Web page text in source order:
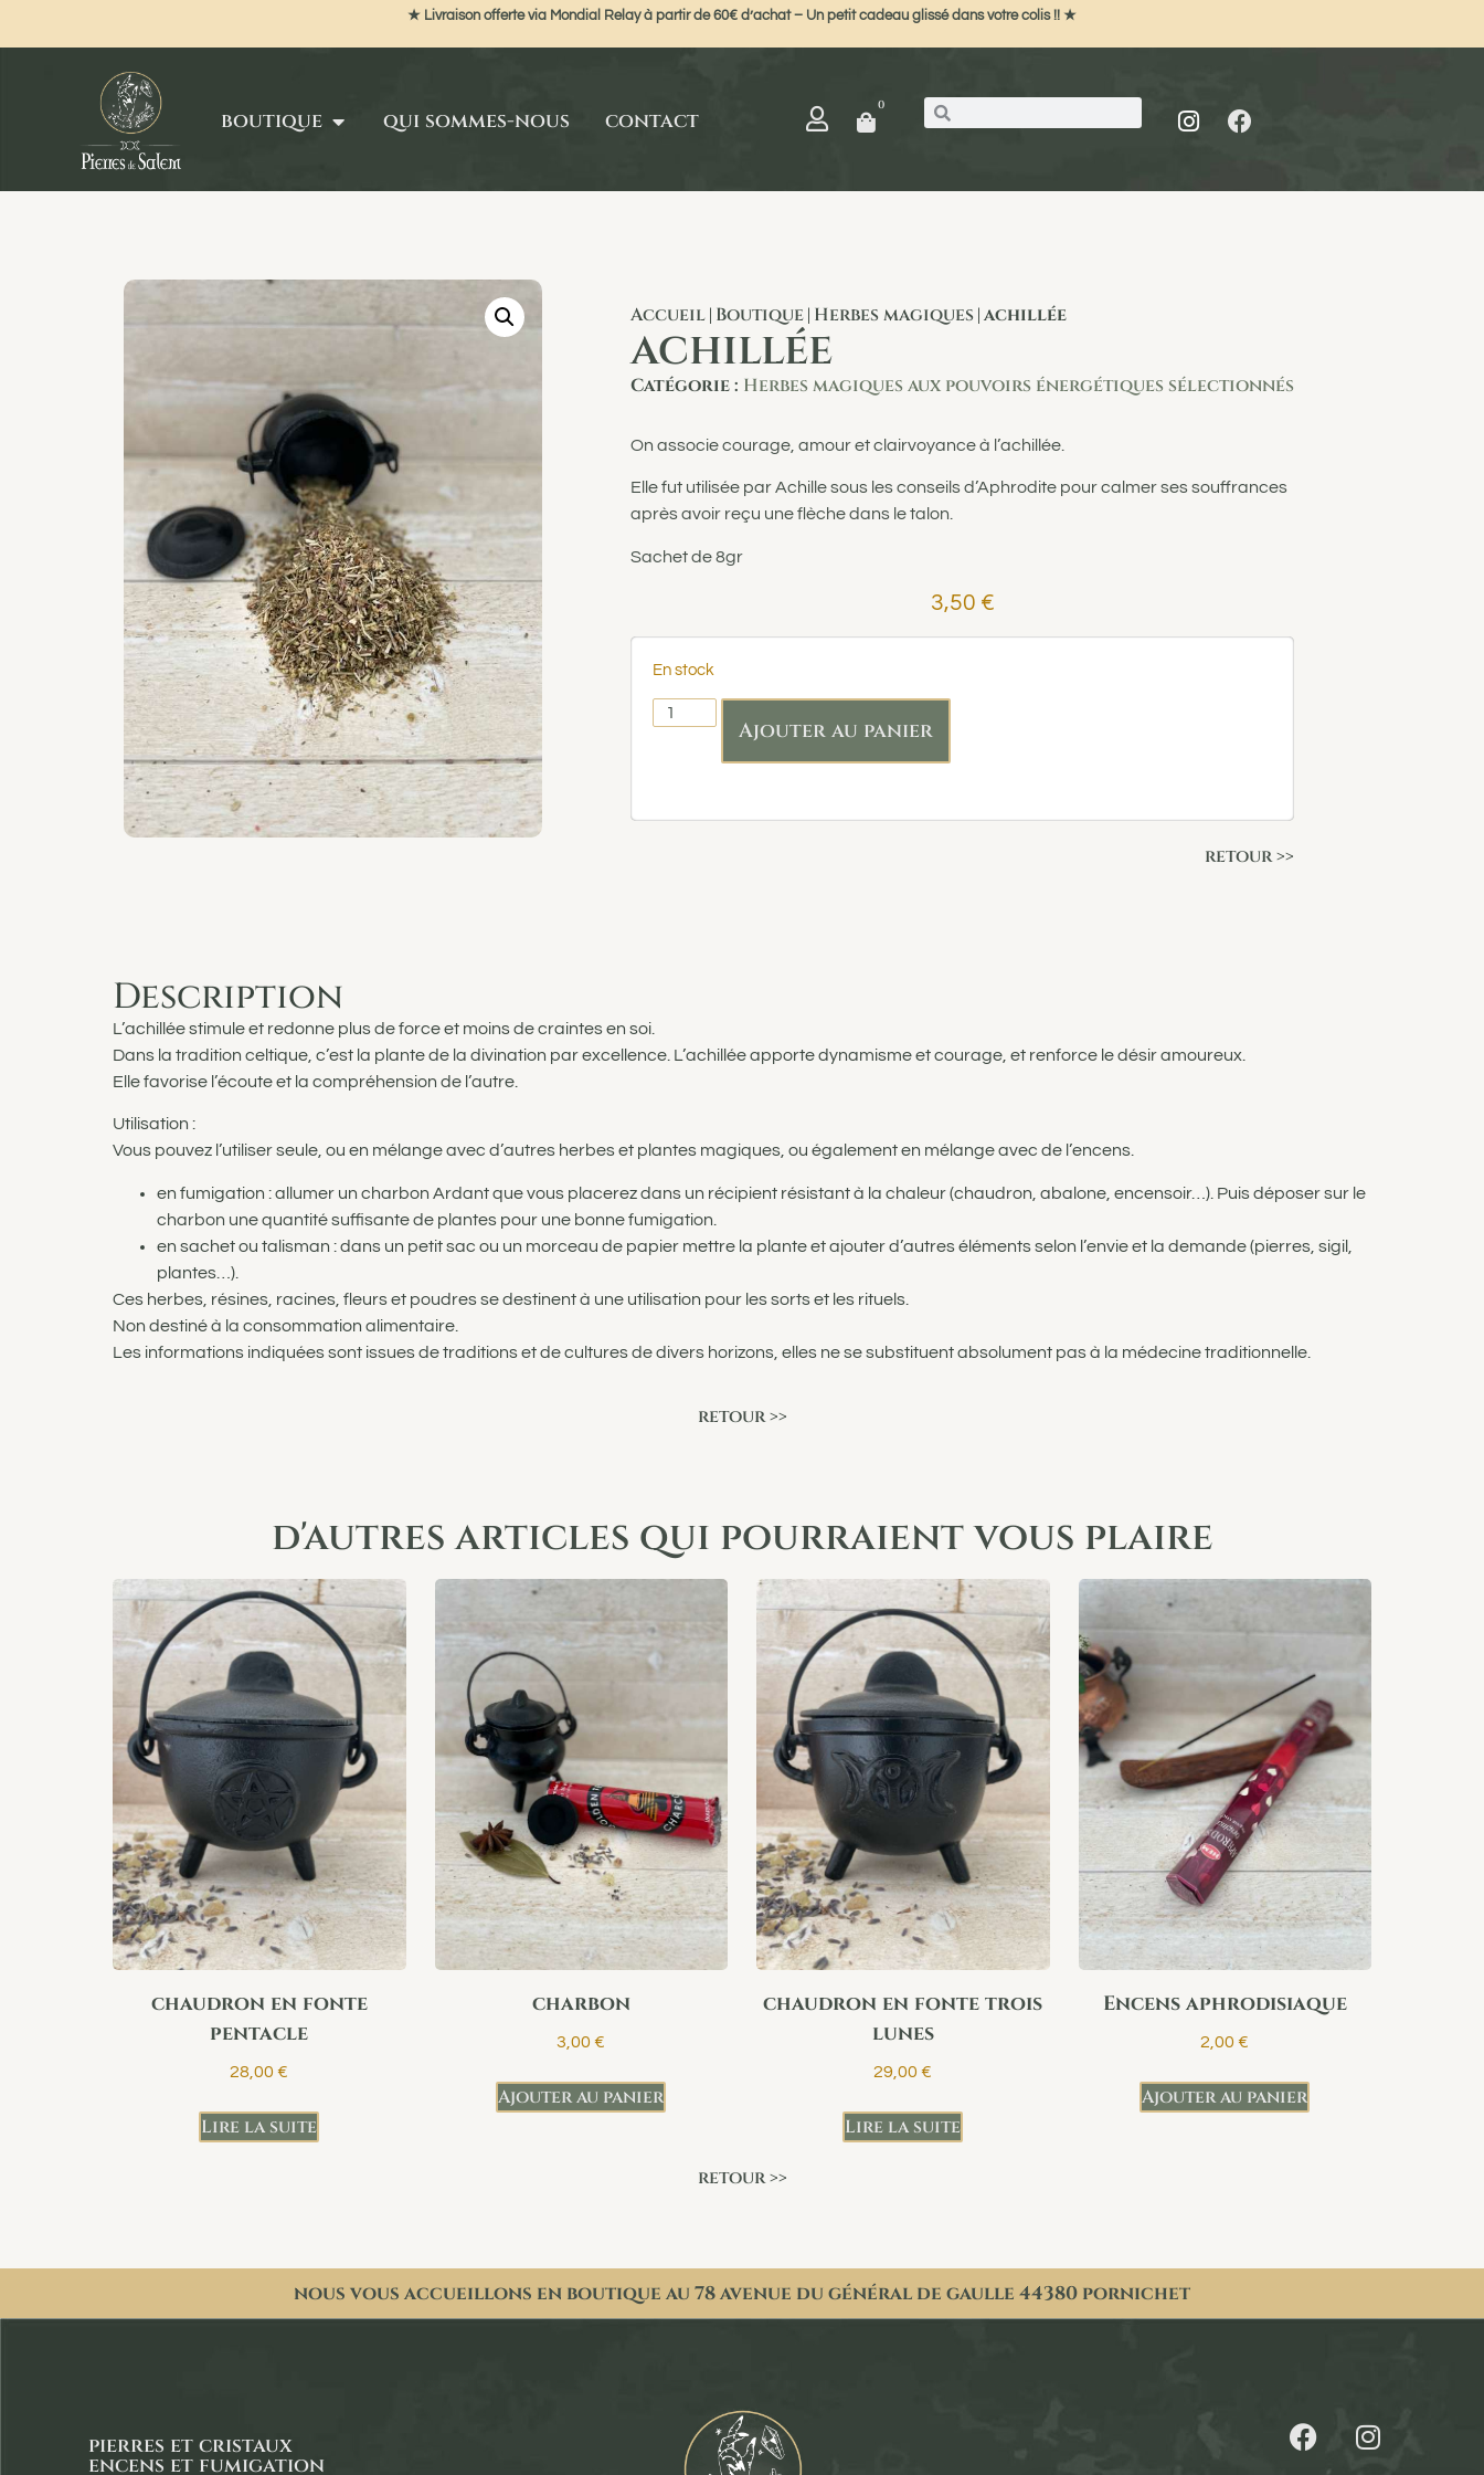
★ Livraison offerte via Mondial Relay à partir de 60€ d’achat – Un petit cadeau glissé dans votre colis !! ★
boutique qui sommes-nous contact
0
Accueil Boutique Herbes magiques achillée
achillée
Catégorie : Herbes magiques aux pouvoirs énergétiques sélectionnés
On associe courage, amour et clairvoyance à l’achillée.
Elle fut utilisée par Achille sous les conseils d’Aphrodite pour calmer ses souffrances
après avoir reçu une flèche dans le talon.
Sachet de 8gr
3,50 €
En stock
Ajouter au panier
retour >>
Description
L’achillée stimule et redonne plus de force et moins de craintes en soi.
Dans la tradition celtique, c’est la plante de la divination par excellence. L’achillée apporte dynamisme et courage, et renforce le désir amoureux.
Elle favorise l’écoute et la compréhension de l’autre.
Utilisation :
Vous pouvez l’utiliser seule, ou en mélange avec d’autres herbes et plantes magiques, ou également en mélange avec de l’encens.
en fumigation : allumer un charbon Ardant que vous placerez dans un récipient résistant à la chaleur (chaudron, abalone, encensoir…). Puis déposer sur le
charbon une quantité suffisante de plantes pour une bonne fumigation.
en sachet ou talisman : dans un petit sac ou un morceau de papier mettre la plante et ajouter d’autres éléments selon l’envie et la demande (pierres, sigil,
plantes…).
Ces herbes, résines, racines, fleurs et poudres se destinent à une utilisation pour les sorts et les rituels.
Non destiné à la consommation alimentaire.
Les informations indiquées sont issues de traditions et de cultures de divers horizons, elles ne se substituent absolument pas à la médecine traditionnelle.
retour >>
d'autres articles qui pourraient vous plaire
chaudron en fonte
pentacle
28,00€
Lire la suite
charbon
3,00€
Ajouter au panier
chaudron en fonte trois
lunes
29,00€
Lire la suite
Encens aphrodisiaque
2,00€
Ajouter au panier
retour >>
nous vous accueillons en boutique au 78 avenue du général de gaulle 44380 pornichet
pierres et cristaux
encens et fumigation